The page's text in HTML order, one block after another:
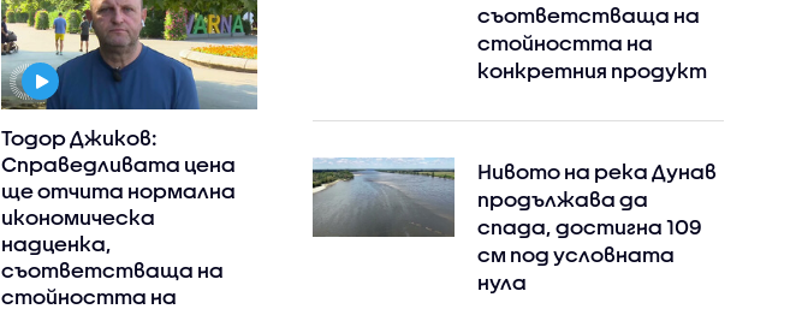
Тодор Джиков:
Справедливата цена
ще отчита нормална
икономическа
надценка,
съответстваща на
стойността на
съответстваща на
стойността на
конкретния продукт
Нивото на река Дунав
продължава да
спада, достигна 109
см под условната
нула